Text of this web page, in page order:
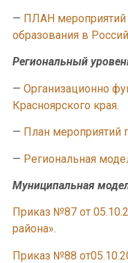
— ПЛАН мероприятий
образования в
Региональный
— Организационно
Красноярского края.
— План мероприятий
— Региональная
Муниципальная
Приказ №87 от
района».
Приказ №88